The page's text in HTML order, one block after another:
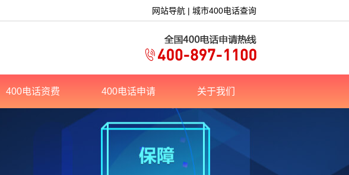
网站导航 | 城市400电话查询
400电话资费 400电话申请 关于我们